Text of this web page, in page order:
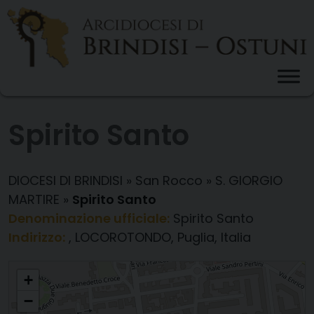
Skip
content
DIOCESI DI BRINDISI » San Rocco » S. GIORGIO
MARTIRE » Spirito Santo
Denominazione ufficiale: Spirito Santo
Indirizzo: , LOCOROTONDO, Puglia, Italia
+
−